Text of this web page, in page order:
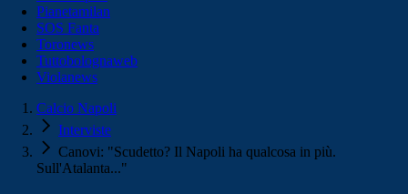
Pianetamilan
SOS Fanta
Toronews
Tuttobolognaweb
Violanews
Calcio Napoli
Interviste
Canovi: "Scudetto? Il Napoli ha qualcosa in più.
Sull'Atalanta..."